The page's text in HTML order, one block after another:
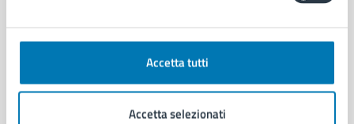
Accetta tutti
Accetta selezionati
Municipalità